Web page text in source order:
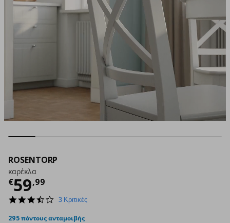
ROSENTORP
καρέκλα
€59,99
Τρέχουσα τιμή
3.7
rating
3 Κριτικές
295 πόντους ανταμοιβής